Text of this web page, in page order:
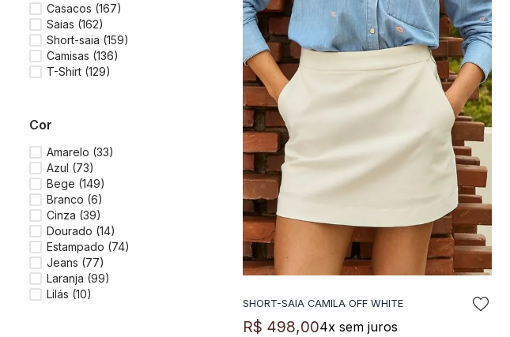
Casacos (167)
Saias (162)
Short-saia (159)
Camisas (136)
T-Shirt (129)
cor
Amarelo (33)
Azul (73)
Bege (149)
Branco (6)
Cinza (39)
Dourado (14)
Estampado (74)
Jeans (77)
Laranja (99)
Lilás (10)
ADICIONAR A SACOLA
SHORT-SAIA CAMILA OFF WHITE
R$ 498,004x sem juros